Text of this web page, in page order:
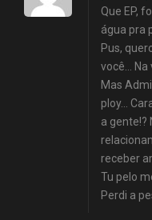
Que EP,
água pra
Pus,
você… Na
Mas
ploy…
a gente!?
receber
Tu pelo
Perdi a